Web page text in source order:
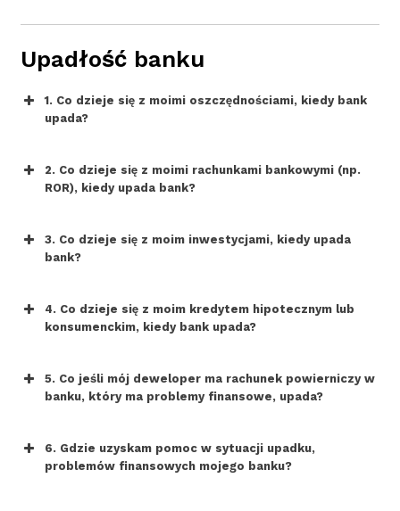
Upadłość banku
1. Co dzieje się z moimi oszczędnościami, kiedy bank
upada?
2. Co dzieje się z moimi rachunkami bankowymi (np.
ROR), kiedy upada bank?
3. Co dzieje się z moim inwestycjami, kiedy upada
bank?
4. Co dzieje się z moim kredytem hipotecznym lub
konsumenckim, kiedy bank upada?
5. Co jeśli mój deweloper ma rachunek powierniczy w
banku, który ma problemy finansowe, upada?
6. Gdzie uzyskam pomoc w sytuacji upadku,
problemów finansowych mojego banku?